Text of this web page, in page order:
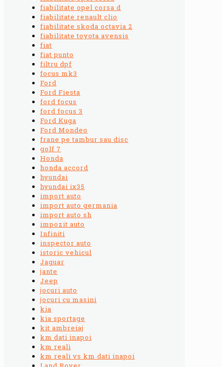
fiabilitate opel corsa d
fiabilitate renault clio
fiabilitate skoda octavia 2
fiabilitate toyota avensis
fiat
fiat punto
filtru dpf
focus mk3
Ford
Ford Fiesta
ford focus
ford focus 3
Ford Kuga
Ford Mondeo
frane pe tambur sau disc
golf 7
Honda
honda accord
hyundai
hyundai ix35
import auto
import auto germania
import auto sh
impozit auto
Infiniti
inspector auto
istoric vehicul
Jaguar
jante
Jeep
jocuri auto
jocuri cu masini
kia
kia sportage
kit ambreiaj
km dati inapoi
km reali
km reali vs km dati inapoi